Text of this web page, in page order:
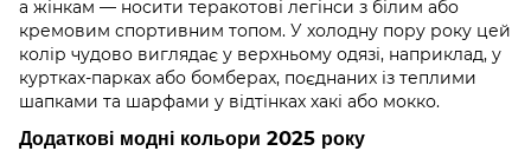
а жінкам — носити теракотові легінси з білим або
кремовим спортивним топом. У холодну пору року цей
колір чудово виглядає у верхньому одязі, наприклад, у
куртках-парках або бомберах, поєднаних із теплими
шапками та шарфами у відтінках хакі або мокко.
Додаткові модні кольори 2025 року